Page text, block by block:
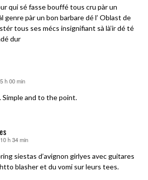
qui sé fasse bouffé tous cru pàr un
genre pàr un bon barbare dé l’ Oblast de
tous ses mécs insignifiant sà là’ir dé té
dur
h 00 min
Simple and to the point.
h 34 min
siestas d’avignon girlyes avec guitares
blasher et du vomi sur leurs tees.